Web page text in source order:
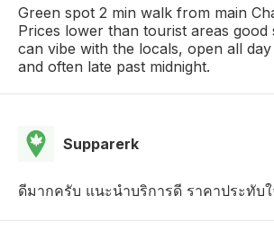
Green spot 2 min walk from main
Prices lower than tourist areas good
can vibe with the locals, open all
and often late past midnight.
Supparerk
ดีมากครับ​ แนะนำบริการดี​ ราคาประทับใ